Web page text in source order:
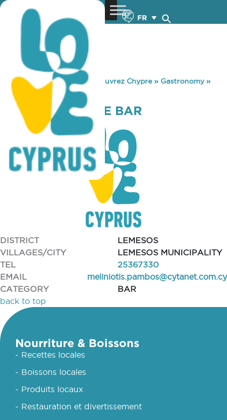
FR
You are here: Home »Découvrez Chypre» Gastronomy»
GIRAFFE COFFEE BAR
GIRAFFE COFFEE BAR
DISTRICT
LEMESOS
VILLAGES/CITY
LEMESOS MUNICIPALITY
TEL
25367330
EMAIL
meliniotis.pambos@cytanet.com.cy
CATEGORY
BAR
back to top
Nourriture & Boissons
- Recettes locales
- Boissons locales
- Produits locaux
- Restauration et divertissement